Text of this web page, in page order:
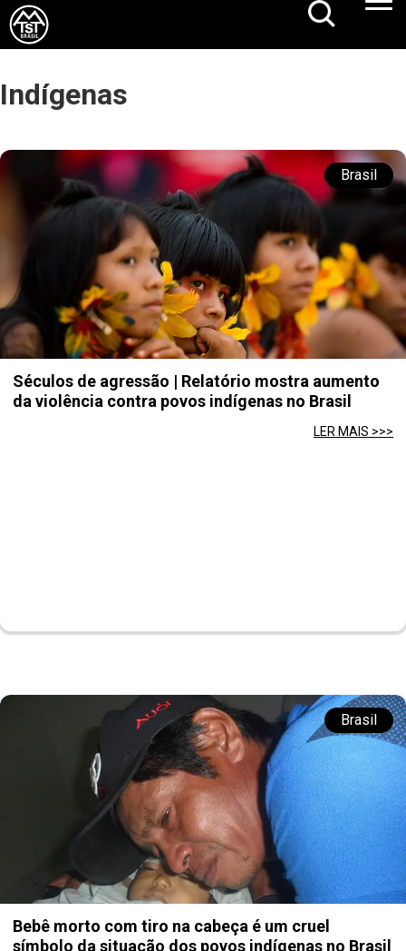
Indígenas
Brasil
Séculos de agressão | Relatório mostra aumento
da violência contra povos indígenas no Brasil
LER MAIS >>>
Brasil
Bebê morto com tiro na cabeça é um cruel
símbolo da situação dos povos indígenas no Brasil